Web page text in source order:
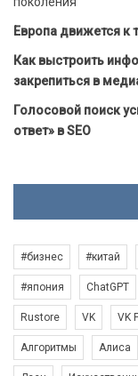
Европа движется к
Как выстроить
закрепиться в
Голосовой поиск
ответ» в SEO
#бизнес #китай
#япония ChatGPT
Rustore VK VK
Алгоритмы Алиса